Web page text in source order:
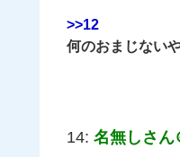
>>12
何のおまじない
14: 名無しさん